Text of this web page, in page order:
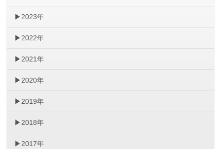
2023年
2022年
2021年
2020年
2019年
2018年
2017年